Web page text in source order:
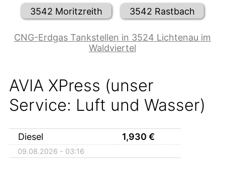
3542 Moritzreith 3542 Rastbach
CNG-Erdgas Tankstellen in 3524 Lichtenau im
Waldviertel
AVIA XPress (unser
Service: Luft und Wasser)
Diesel 1,930 €
09.08.2026 - 03:16